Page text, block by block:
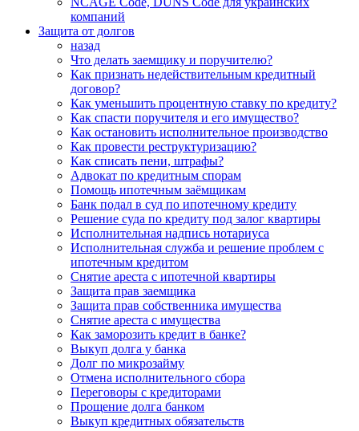
компаний
Защита от долгов
назад
Что делать заемщику и поручителю?
Как признать недействительным кредитный
договор?
Как уменьшить процентную ставку по кредиту?
Как спасти поручителя и его имущество?
Как остановить исполнительное производство
Как провести реструктуризацию?
Как списать пени, штрафы?
Адвокат по кредитным спорам
Помощь ипотечным заёмщикам
Банк подал в суд по ипотечному кредиту
Решение суда по кредиту под залог квартиры
Исполнительная надпись нотариуса
Исполнительная служба и решение проблем с
ипотечным кредитом
Снятие ареста с ипотечной квартиры
Защита прав заемщика
Защита прав собственника имущества
Снятие ареста с имущества
Как заморозить кредит в банке?
Выкуп долга у банка
Долг по микрозайму
Отмена исполнительного сбора
Переговоры с кредиторами
Прощение долга банком
Выкуп кредитных обязательств